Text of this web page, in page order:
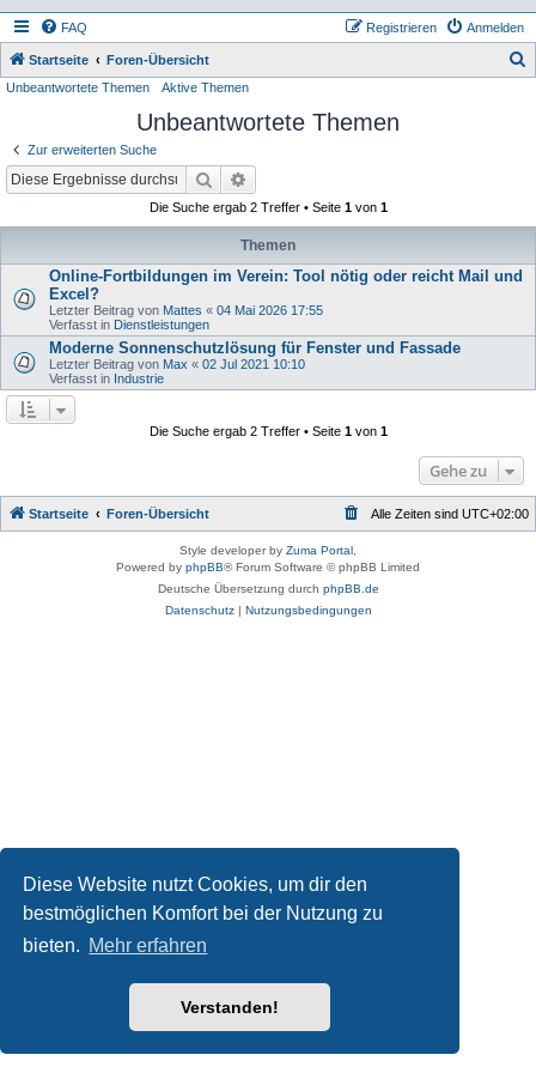
Diese Website nutzt Cookies, um dir den
bestmöglichen Komfort bei der Nutzung zu
bieten. Mehr erfahren
Verstanden!
FAQ Anmelden
Registrieren
Startseite Foren-Übersicht
Unbeantwortete Themen Aktive Themen
Unbeantwortete Themen
Zur erweiterten Suche
Suche
Die Suche ergab 2 Treffer • Seite 1von 1
Themen
Online-Fortbildungen im Verein: Tool nötig oder reicht Mail und
Excel?
Letzter Beitrag von Mattes « 04 Mai 2026 17:55
Verfasst in Dienstleistungen
Moderne Sonnenschutzlösung für Fenster und Fassade
Letzter Beitrag von Max « 02 Jul 2021 10:10
Verfasst in Industrie
Die Suche ergab 2 Treffer • Seite 1von 1
Gehe zu
Startseite Foren-Übersicht Alle Zeiten sind UTC+02:00
Style developer by Zuma Portal
Powered by phpBB® Forum Software © phpBB Limited
Deutsche Übersetzung durch phpBB.de
Datenschutz| Nutzungsbedingungen